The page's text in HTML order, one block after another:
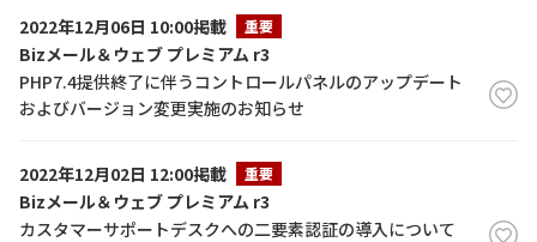
2022年12月06日 10:00掲載 重要
Bizメール＆ウェブ プレミアム r3
PHP7.4提供終了に伴うコントロールパネルのアップデート
およびバージョン変更実施のお知らせ
2022年12月02日 12:00掲載 重要
Bizメール＆ウェブ プレミアム r3
カスタマーサポートデスクへの二要素認証の導入について